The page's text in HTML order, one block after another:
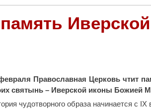
о
о
С
е
в
Православная Церковь чтит
святынь – Иверской иконы Божией
чудотворного образа начинается с IX